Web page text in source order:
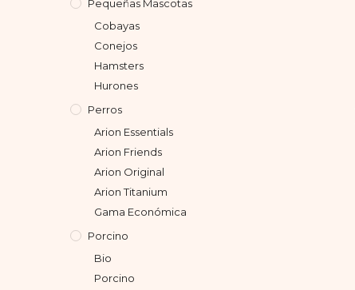
Pequeñas Mascotas
Cobayas
Conejos
Hamsters
Hurones
Perros
Arion Essentials
Arion Friends
Arion Original
Arion Titanium
Gama Económica
Porcino
Bio
Porcino